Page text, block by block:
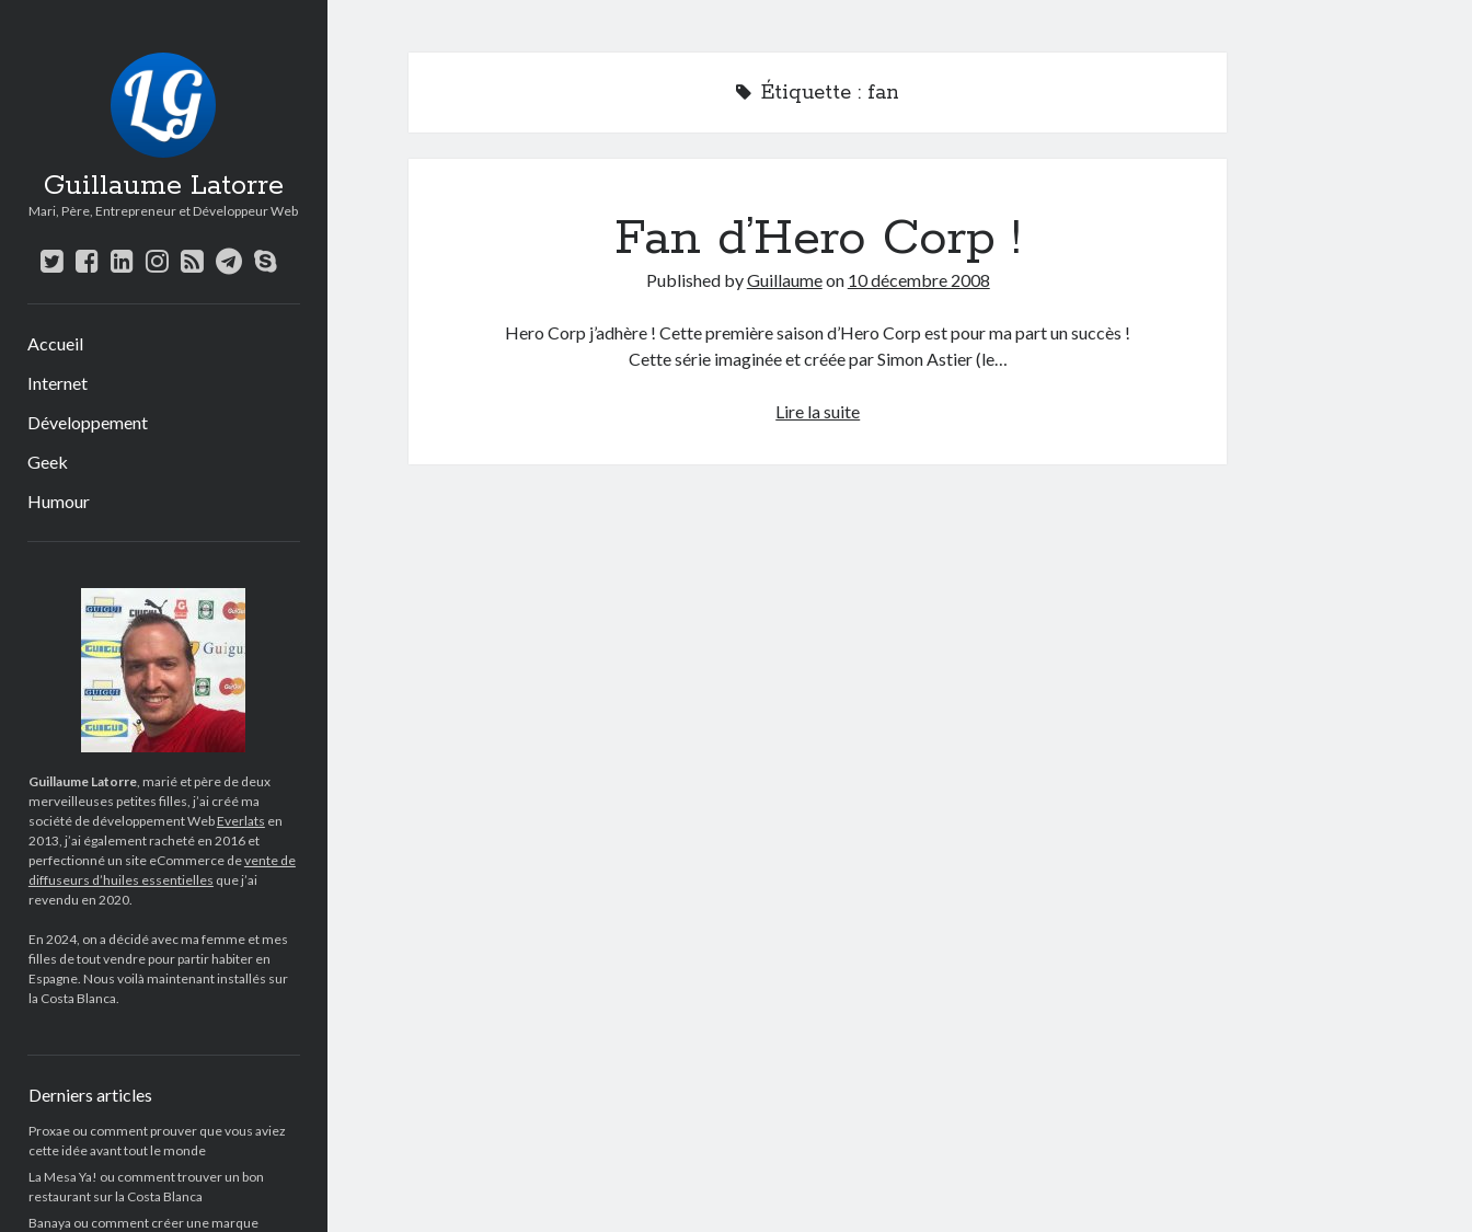
Guillaume Latorre
Mari, Père, Entrepreneur et Développeur Web
twitter
facebook
linkedin
instagram
rsstelegram
skype
Accueil
Internet
Développement
Geek
Humour
Guillaume Latorre, marié et père de deux
merveilleuses petites filles, j’ai créé ma
société de développement Web Everlats en
2013, j’ai également racheté en 2016 et
perfectionné un site eCommerce devente de
diffuseurs d’huiles essentielles que j’ai
revendu en 2020.
En 2024, on a décidé avec ma femme et mes
filles de tout vendre pour partir habiter en
Espagne. Nous voilà maintenant installés sur
la Costa Blanca.
Derniers articles
Proxae ou comment prouver que vous aviez
cette idée avant tout le monde
La Mesa Ya! ou comment trouver un bon
restaurant sur la Costa Blanca
Banaya ou comment créer une marque
Étiquette : fan
Fan d’Hero Corp !
Published byGuillaumeon 10 décembre 2008
Hero Corp j’adhère ! Cette première saison d’Hero Corp est pour ma part un succès !
Cette série imaginée et créée par Simon Astier (le…
Lire la suiteFan